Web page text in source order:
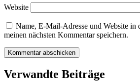
Website
Name, E-Mail-Adresse und Website in
meinen nächsten Kommentar speichern.
Verwandte Beiträge